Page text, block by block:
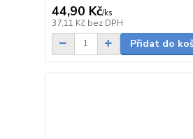
44,90 Kč/ks
37,11 Kč bez DPH
Přidat do